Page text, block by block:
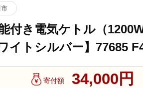
付き電気ケトル（
イトシルバー】77685
寄付額 34,000円